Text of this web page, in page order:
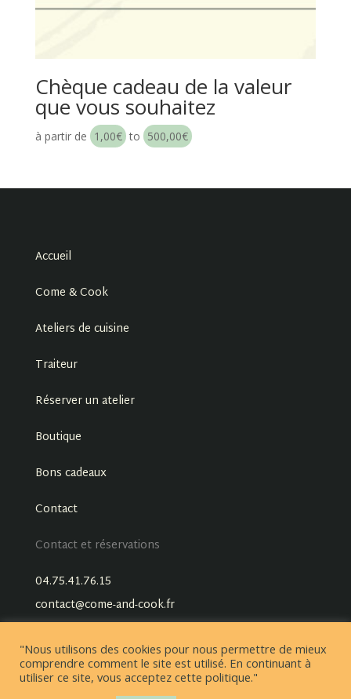
Chèque cadeau de la valeur
que vous souhaitez
à partir de 1,00€ to 500,00€
Accueil
Come & Cook
Ateliers de cuisine
Traiteur
Réserver un atelier
Boutique
Bons cadeaux
Contact
Contact et réservations
04.75.41.76.15
contact@come-and-cook.fr
"Nous utilisons des cookies pour nous permettre de mieux
comprendre comment le site est utilisé. En continuant à
utiliser ce site, vous acceptez cette politique."